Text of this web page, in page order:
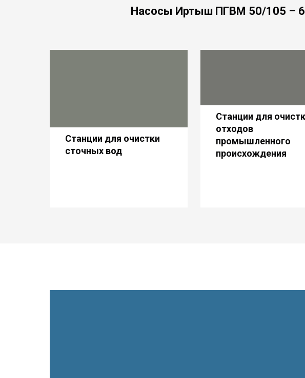
Насосы Иртыш ПГВМ 50/105 –
Станции для очистки
сточных вод
Станции для
отходов
промышленного
происхождения